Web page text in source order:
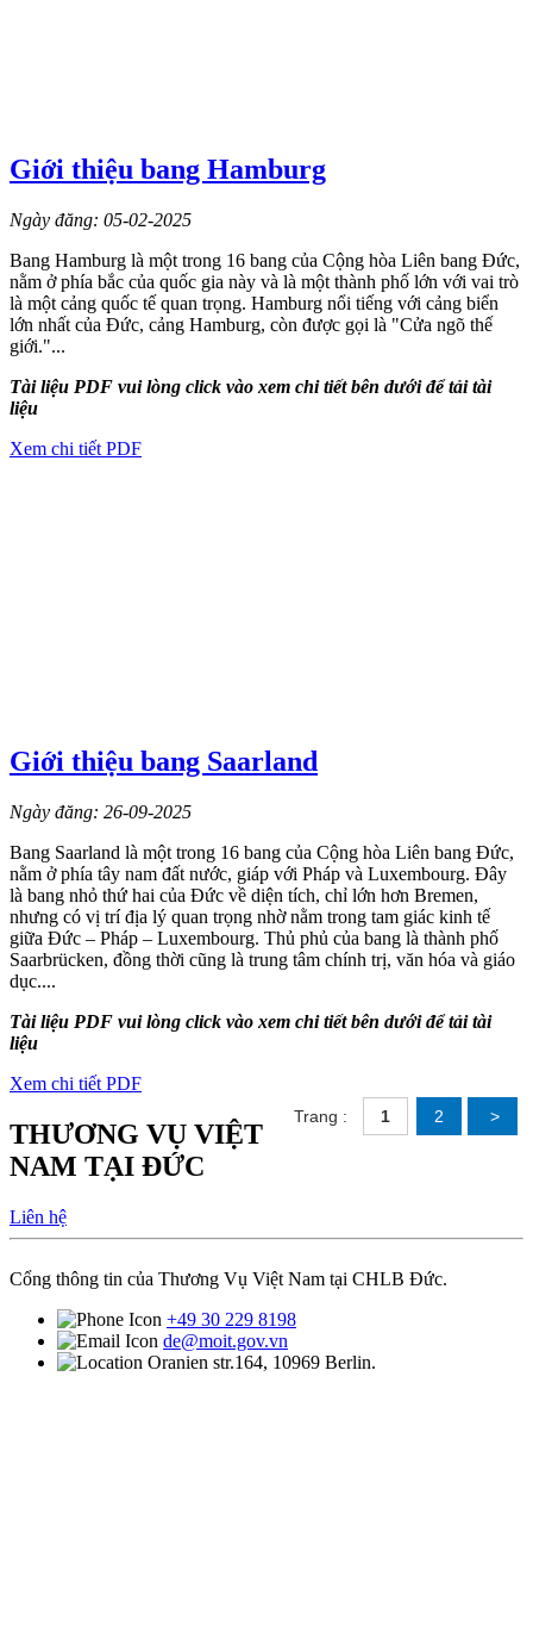
Giới thiệu bang Hamburg
Ngày đăng: 05-02-2025
Bang Hamburg là một trong 16 bang của Cộng hòa Liên bang Đức,
nằm ở phía bắc của quốc gia này và là một thành phố lớn với vai trò
là một cảng quốc tế quan trọng. Hamburg nổi tiếng với cảng biển
lớn nhất của Đức, cảng Hamburg, còn được gọi là "Cửa ngõ thế
giới."...
Tài liệu PDF vui lòng click vào xem chi tiết bên dưới để tải tài
liệu
Xem chi tiết PDF
Giới thiệu bang Saarland
Ngày đăng: 26-09-2025
Bang Saarland là một trong 16 bang của Cộng hòa Liên bang Đức,
nằm ở phía tây nam đất nước, giáp với Pháp và Luxembourg. Đây
là bang nhỏ thứ hai của Đức về diện tích, chỉ lớn hơn Bremen,
nhưng có vị trí địa lý quan trọng nhờ nằm trong tam giác kinh tế
giữa Đức – Pháp – Luxembourg. Thủ phủ của bang là thành phố
Saarbrücken, đồng thời cũng là trung tâm chính trị, văn hóa và giáo
dục....
Tài liệu PDF vui lòng click vào xem chi tiết bên dưới để tải tài
liệu
Xem chi tiết PDF
Trang : 1 2 >
THƯƠNG VỤ VIỆT
NAM TẠI ĐỨC
Liên hệ
Cổng thông tin của Thương Vụ Việt Nam tại CHLB Đức.
+49 30 229 8198
de@moit.gov.vn
Oranien str.164, 10969 Berlin.